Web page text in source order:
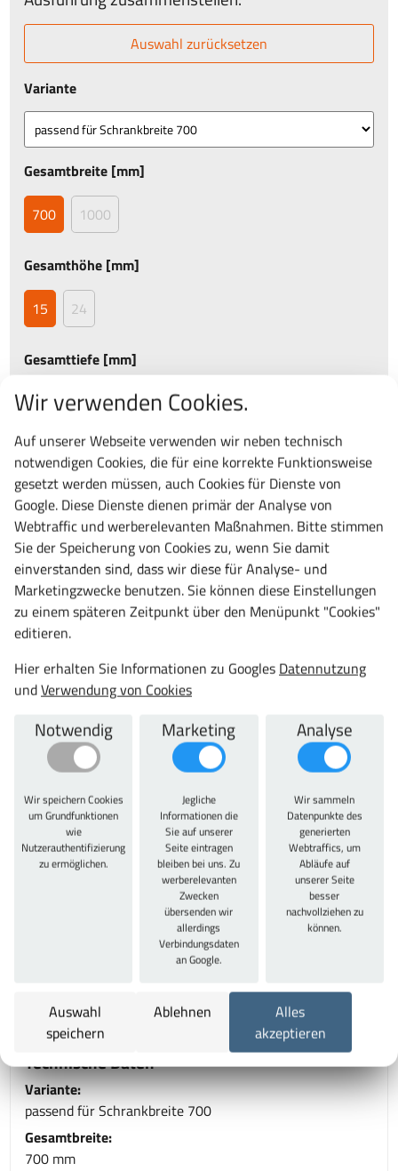
Auswahl zurücksetzen
Variante
Gesamtbreite [mm]
700 1000
Gesamthöhe [mm]
15 24
Gesamttiefe [mm]
250 370
Ihre Auswahl:"Einlegeboden für ProfiPlus Cabinet Stahl-
Flügeltürenschrank, passend für Schrankbreite 700, Typ ProfiPlus,
700mm breit, 15mm hoch, 250mm tief, Farbe grau"
Artikelnummer:455941
Lieferung:i.d.R.3-5 Tage frei Bordsteinkante
26,70 €
31,77 € inkl. MwSt.
St.
Frage zu diesem Produkt
vergleichen
Datenblatt
Artikelbeschreibung
Artikelbeschreibung
ProfiPlus Cabinet Shelf 70, Außenmaße in mm
695x250x15 (LxTxH), passend für Schrank Breite 700
mm. Einlegeböden garantieren eine Traglast von je 50 kg
und sind in den 10 mm-Raster verstellbar, Qualitativ
hochwertiger Einlegeboden in zeitlosem Design.
Technische Daten
Variante:
passend für Schrankbreite 700
Gesamtbreite:
700 mm
Wir verwenden Cookies.
Auf unserer Webseite verwenden wir neben technisch
notwendigen Cookies, die für eine korrekte Funktionsweise
gesetzt werden müssen, auch Cookies für Dienste von
Google. Diese Dienste dienen primär der Analyse von
Webtraffic und werberelevanten Maßnahmen. Bitte stimmen
Sie der Speicherung von Cookies zu, wenn Sie damit
einverstanden sind, dass wir diese für Analyse- und
Marketingzwecke benutzen. Sie können diese Einstellungen
zu einem späteren Zeitpunkt über den Menüpunkt "Cookies"
editieren.
Hier erhalten Sie Informationen zu Googles Datennutzung
undVerwendung von Cookies
Notwendig
Wir speichern Cookies
um Grundfunktionen
wie
Nutzerauthentifizierung
zu ermöglichen.
Marketing
Jegliche
Informationen die
Sie auf unserer
Seite eintragen
bleiben bei uns. Zu
werberelevanten
Zwecken
übersenden wir
allerdings
Verbindungsdaten
an Google.
Analyse
Wir sammeln
Datenpunkte des
generierten
Webtraffics, um
Abläufe auf
unserer Seite
besser
nachvollziehen zu
können.
Auswahl
speichern
Ablehnen
Alles
akzeptieren